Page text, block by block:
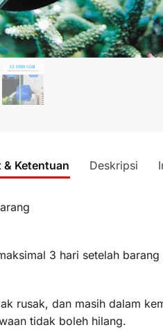
& Ketentuan Deskripsi
3 hari setelah
rusak, dan masih dalam
tidak boleh hilang.